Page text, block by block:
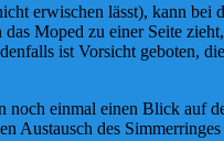
erwischen lässt), kann
Moped zu einer Seite
ist Vorsicht geboten,
noch einmal einen Blick auf
Austausch des